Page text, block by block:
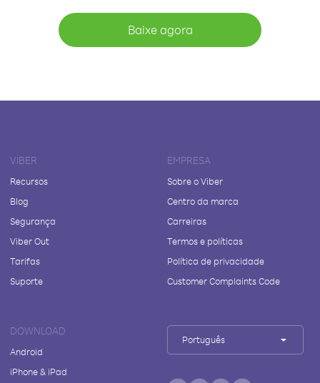
Baixe agora
VIBER
Recursos
Blog
Segurança
Viber Out
Tarifas
Suporte
EMPRESA
Sobre o Viber
Centro da marca
Carreiras
Termos e políticas
Política de privacidade
Customer Complaints Code
DOWNLOAD
Android
iPhone & iPad
Português